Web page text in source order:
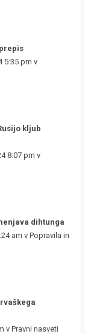
5:35 pm v
kljub
8:07 pm v
dihtunga
am vPopravila in
vPravni nasveti